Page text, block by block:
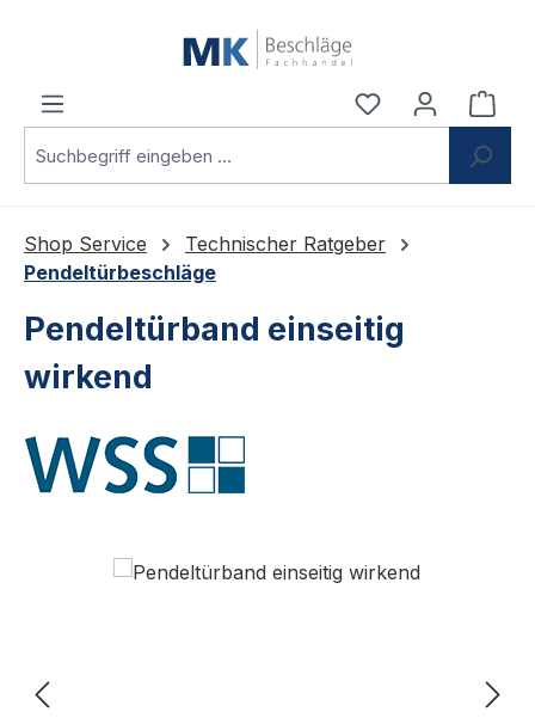
Du hast 0
Shop Service
Technischer Ratgeber
Pendeltürbeschläge
Pendeltürband einseitig
wirkend